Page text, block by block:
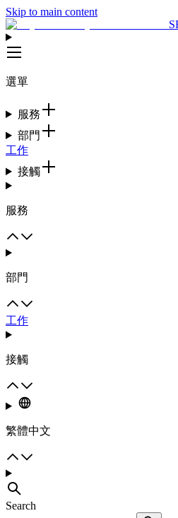
Skip to main content
選單
服務
部門
工作
接觸
服務
部門
工作
接觸
繁體中文
Search